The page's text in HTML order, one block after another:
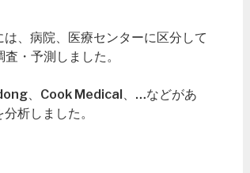
、病院、医療センターに区分して
・予測しました。
、Cook Medical、…などがあ
析しました。